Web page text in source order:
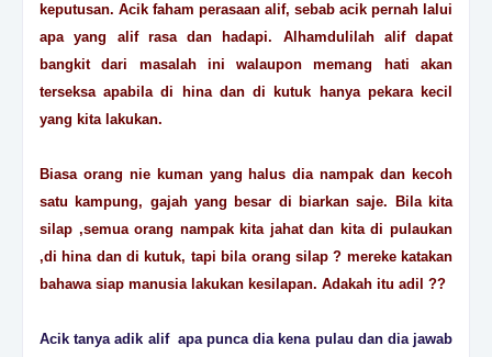
keputusan. Acik faham perasaan alif, sebab acik pernah lalui
apa yang alif rasa dan hadapi. Alhamdulilah alif dapat
bangkit dari masalah ini walaupon memang hati akan
terseksa apabila di hina dan di kutuk hanya pekara kecil
yang kita lakukan.
Biasa orang nie kuman yang halus dia nampak dan kecoh
satu kampung, gajah yang besar di biarkan saje. Bila kita
silap ,semua orang nampak kita jahat dan kita di pulaukan
,di hina dan di kutuk, tapi bila orang silap ? mereke katakan
bahawa siap manusia lakukan kesilapan. Adakah itu adil ??
Acik tanya adik alif apa punca dia kena pulau dan dia jawab